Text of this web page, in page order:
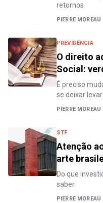
retornos
PIERRE MOREAU
PREVIDÊNCIA
O direito
Social:
É preciso
se deixar
PIERRE MOREAU
STF
Atenção
arte
Do que
saber
PIERRE MOREAU